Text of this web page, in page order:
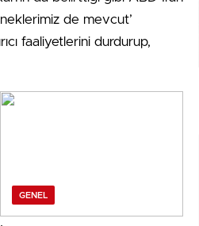
de mevcut’
faaliyetlerini durdurup,
GENEL